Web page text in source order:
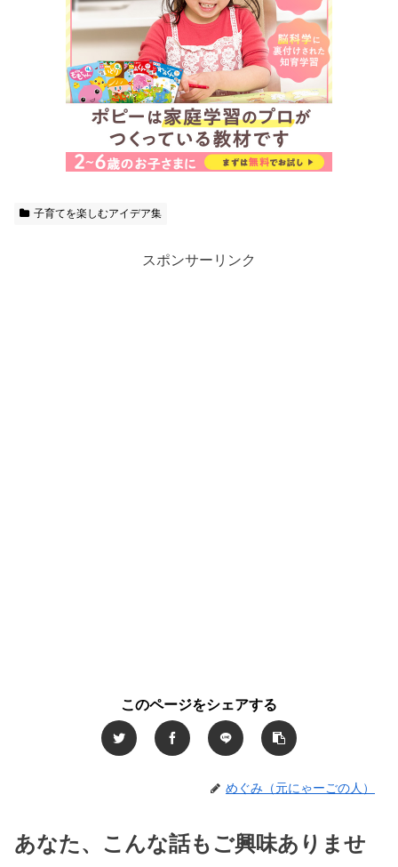
子育てを楽しむアイデア集
スポンサーリンク
このページをシェアする
めぐみ（元にゃーごの人）
あなた、こんな話もご興味ありませ